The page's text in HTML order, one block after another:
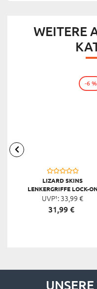
WEITERE
LIZARD SKINS
LENKERGRIFFE LOCK-
PEATY CHEERS, 130 MM /
130 MM
UVP¹: 33,99 €
31,99€
-6 %